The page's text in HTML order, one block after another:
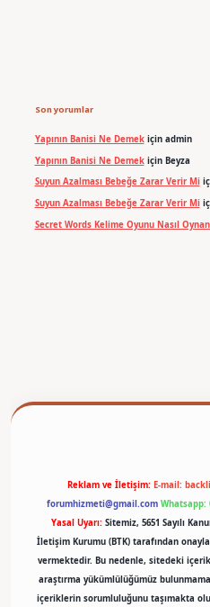
Son yorumlar
Yapının Banisi Ne Demekiçin admin
Yapının Banisi Ne Demekiçin Beyza
Suyun Azalması Bebeğe Zarar Verir Mi
Suyun Azalması Bebeğe Zarar Verir Mi
Secret Words Kelime Oyunu Nasıl
Reklam ve İletişim: E-mail:
forumhizmeti@gmail.com Whatsapp:
Yasal Uyarı: Sitemiz, 5651 Sayılı
İletişim Kurumu (BTK) tarafından
vermektedir. Bu nedenle, sitedeki
araştırma yükümlülüğümüz
içeriklerin sorumluluğunu taşımakta